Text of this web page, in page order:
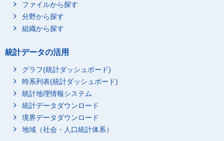
ファイルから探す
分野から探す
組織から探す
統計データの活用
グラフ(統計ダッシュボード)
時系列表(統計ダッシュボード)
統計地理情報システム
統計データダウンロード
境界データダウンロード
地域（社会・人口統計体系）